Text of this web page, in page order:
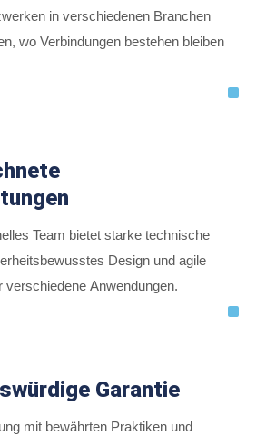
in verschiedenen Branchen
wo Verbindungen bestehen bleiben
Team bietet starke technische
Design und agile
verschiedene Anwendungen.
Garantie
mit bewährten Praktiken und